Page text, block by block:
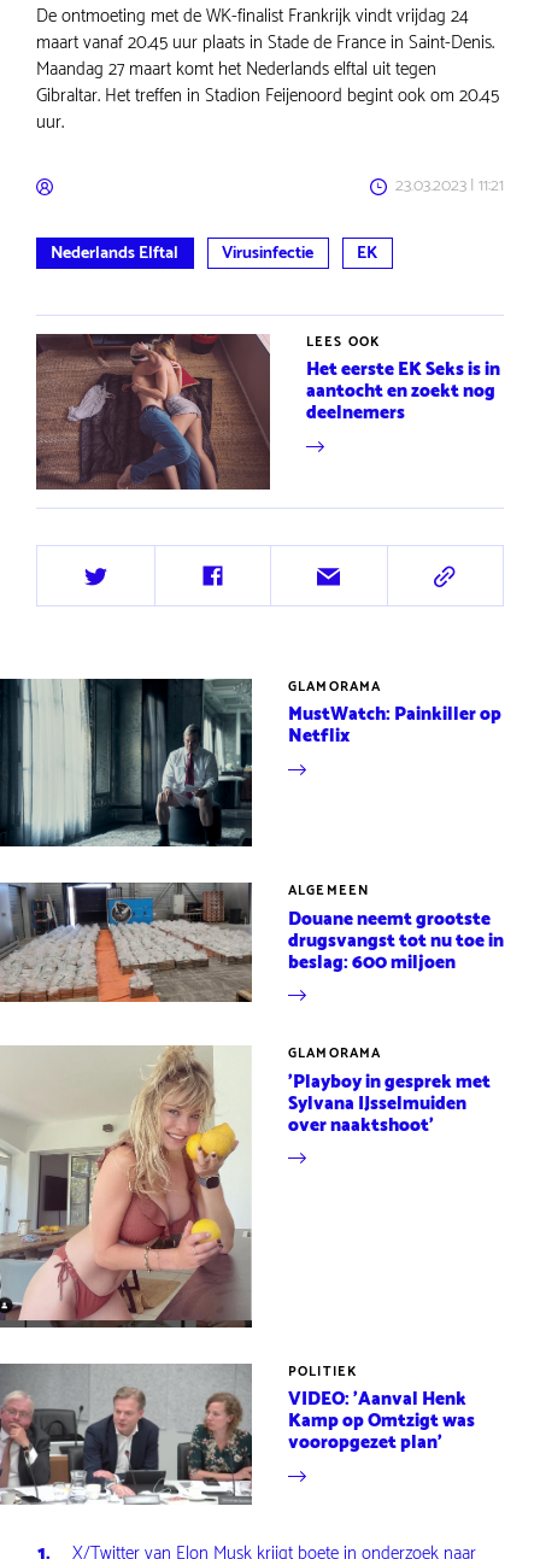
De ontmoeting met de WK-finalist Frankrijk vindt vrijdag 24
maart vanaf 20.45 uur plaats in Stade de France in Saint-Denis.
Maandag 27 maart komt het Nederlands elftal uit tegen
Gibraltar. Het treffen in Stadion Feijenoord begint ook om 20.45
uur.
23.03.2023 | 11:21
Nederlands Elftal Virusinfectie EK
LEES OOK
Het eerste EK Seks is in
aantocht en zoekt nog
deelnemers
Deel
op
Deel
op
Deel
via
Deel
via
GLAMORAMA
MustWatch: Painkiller op
Netflix
ALGEMEEN
Douane neemt grootste
drugsvangst tot nu toe in
beslag: 600 miljoen
GLAMORAMA
'Playboy in gesprek met
Sylvana IJsselmuiden
over naaktshoot'
POLITIEK
VIDEO: 'Aanval Henk
Kamp op Omtzigt was
vooropgezet plan'